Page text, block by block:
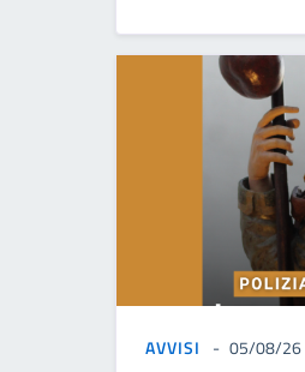
AVVISI 05/08/26